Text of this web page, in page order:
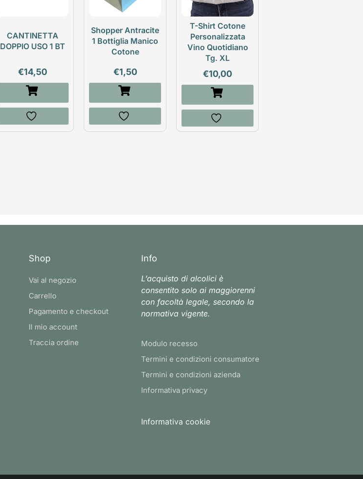
CANTINETTA
DOPPIO USO 1 BT
€14,50
Shopper Antracite
1 Bottiglia Manico
Cotone
€1,50
T-Shirt Cotone
Personalizzata
Vino Quotidiano
Tg. XL
€10,00
Shop
Vai al negozio
Carrello
Pagamento e checkout
Il mio account
Traccia ordine
Info
L’acquisto di alcolici è
consentito solo ai maggiorenni
con facoltà legale, secondo la
normativa vigente.
Modulo recesso
Termini e condizioni consumatore
Termini e condizioni azienda
Informativa privacy
Informativa cookie